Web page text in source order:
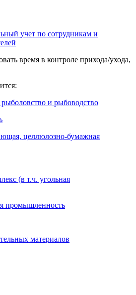
учет по сотрудникам и
время в контроле прихода/ухода,
рыболовство и рыбоводство
целлюлозно-бумажная
(в т.ч. угольная
промышленность
материалов